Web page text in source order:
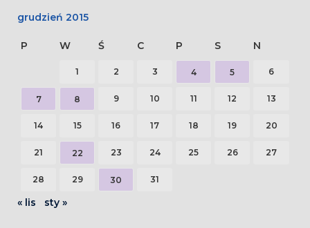
grudzień 2015
P W Ś C P S N
1 2 3 4 5 6
7 8 9 10 11 12 13
14 15 16 17 18 19 20
21 22 23 24 25 26 27
28 29 30 31
« lis sty »